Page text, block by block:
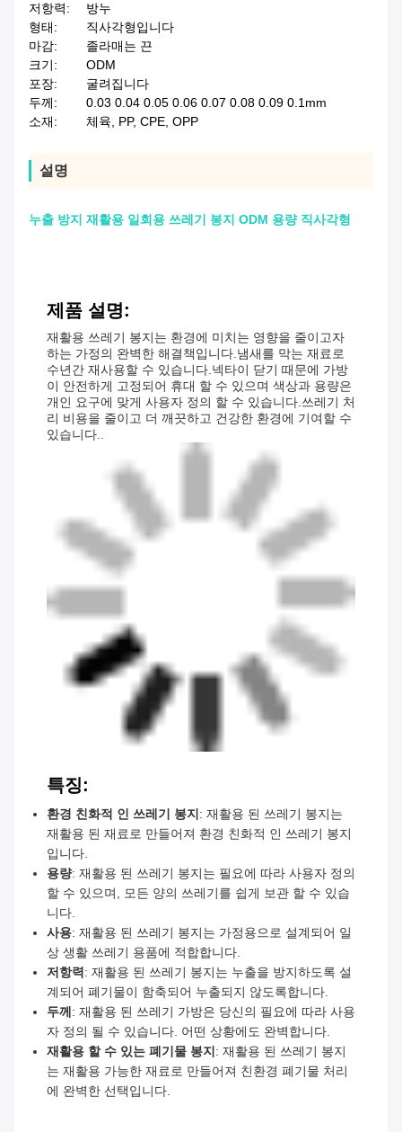
저항력:
방누
형태:
직사각형입니다
마감:
졸라매는 끈
크기:
ODM
포장:
굴려집니다
두께:
0.03 0.04 0.05 0.06 0.07 0.08 0.09 0.1mm
소재:
체육, PP, CPE, OPP
설명
누출 방지 재활용 일회용 쓰레기 봉지 ODM 용량 직사각형
제품 설명:
재활용 쓰레기 봉지는 환경에 미치는 영향을 줄이고자
하는 가정의 완벽한 해결책입니다.냄새를 막는 재료로
수년간 재사용할 수 있습니다.넥타이 닫기 때문에 가방
이 안전하게 고정되어 휴대 할 수 있으며 색상과 용량은
개인 요구에 맞게 사용자 정의 할 수 있습니다.쓰레기 처
리 비용을 줄이고 더 깨끗하고 건강한 환경에 기여할 수
있습니다..
특징:
환경 친화적 인 쓰레기 봉지 : 재활용 된 쓰레기 봉지는
재활용 된 재료로 만들어져 환경 친화적 인 쓰레기 봉지
입니다.
용량: 재활용 된 쓰레기 봉지는 필요에 따라 사용자 정의
할 수 있으며, 모든 양의 쓰레기를 쉽게 보관 할 수 있습
니다.
사용: 재활용 된 쓰레기 봉지는 가정용으로 설계되어 일
상 생활 쓰레기 용품에 적합합니다.
저항력 : 재활용 된 쓰레기 봉지는 누출을 방지하도록 설
계되어 폐기물이 함축되어 누출되지 않도록합니다.
두께 : 재활용 된 쓰레기 가방은 당신의 필요에 따라 사용
자 정의 될 수 있습니다. 어떤 상황에도 완벽합니다.
재활용 할 수 있는 폐기물 봉지 : 재활용 된 쓰레기 봉지
는 재활용 가능한 재료로 만들어져 친환경 폐기물 처리
에 완벽한 선택입니다.